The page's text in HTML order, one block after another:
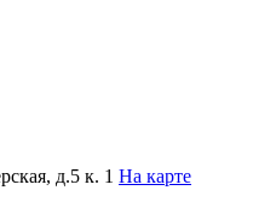
д.5 к. 1 На карте